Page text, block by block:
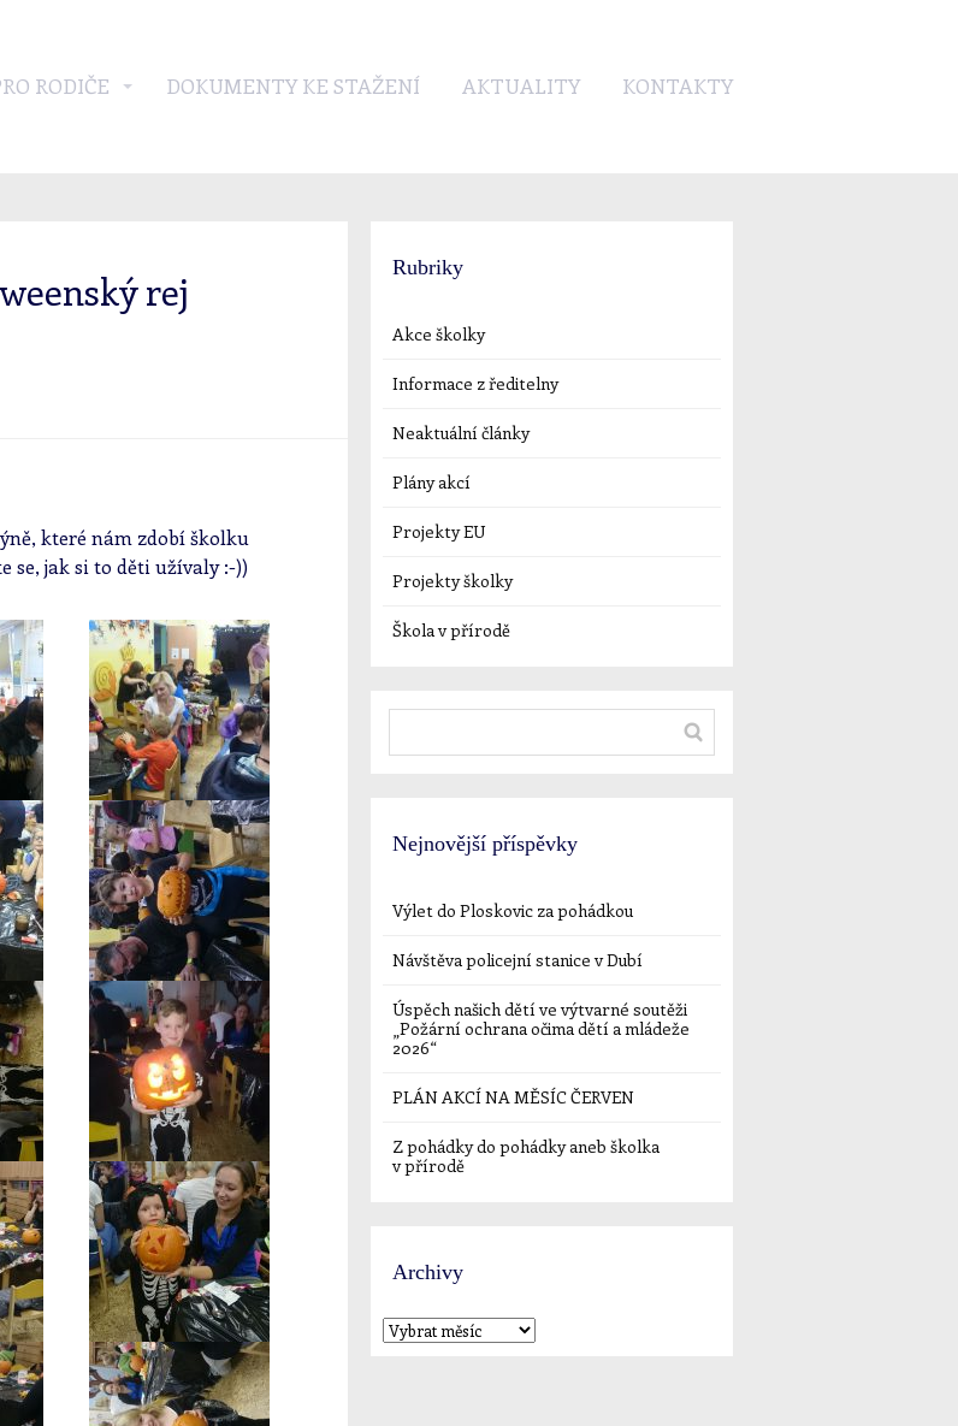
RODIČE DOKUMENTY KE STAŽENÍ AKTUALITY KONTAKTY
rej
které nám zdobí školku
se, jak si to děti užívaly :-))
Rubriky
Akce školky
Informace z ředitelny
Neaktuální články
Plány akcí
Projekty EU
Projekty školky
Škola v přírodě
Nejnovější příspěvky
Výlet do Ploskovic za pohádkou
Návštěva policejní stanice v Dubí
Úspěch našich dětí ve výtvarné soutěži
„Požární ochrana očima dětí a mládeže
2026“
PLÁN AKCÍ NA MĚSÍC ČERVEN
Z pohádky do pohádky aneb školka
v přírodě
Archivy